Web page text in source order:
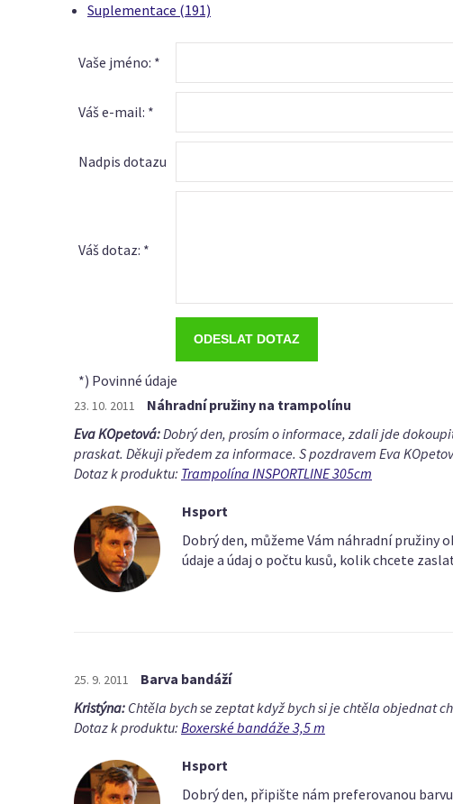
Suplementace (191)
Vaše jméno: *
Váš e-mail: *
Nadpis dotazu
Váš dotaz: *
*) Povinné údaje
23. 10. 2011
Náhradní pružiny na trampolínu
Eva KOpetová:Dobrý den, prosím o informace, zdali jde
praskat. Děkuji předem za informace. S pozdravem Eva
Dotaz k produktu: Trampolína INSPORTLINE 305cm
Hsport
Dobrý den, můžeme Vám náhradní pružiny
údaje a údaj o počtu kusů, kolik chcete
25. 9. 2011
Barva bandáží
Kristýna: Chtěla bych se zeptat když bych si je chtěla objednat
Dotaz k produktu: Boxerské bandáže 3,5 m
Hsport
Dobrý den, připište nám preferovanou